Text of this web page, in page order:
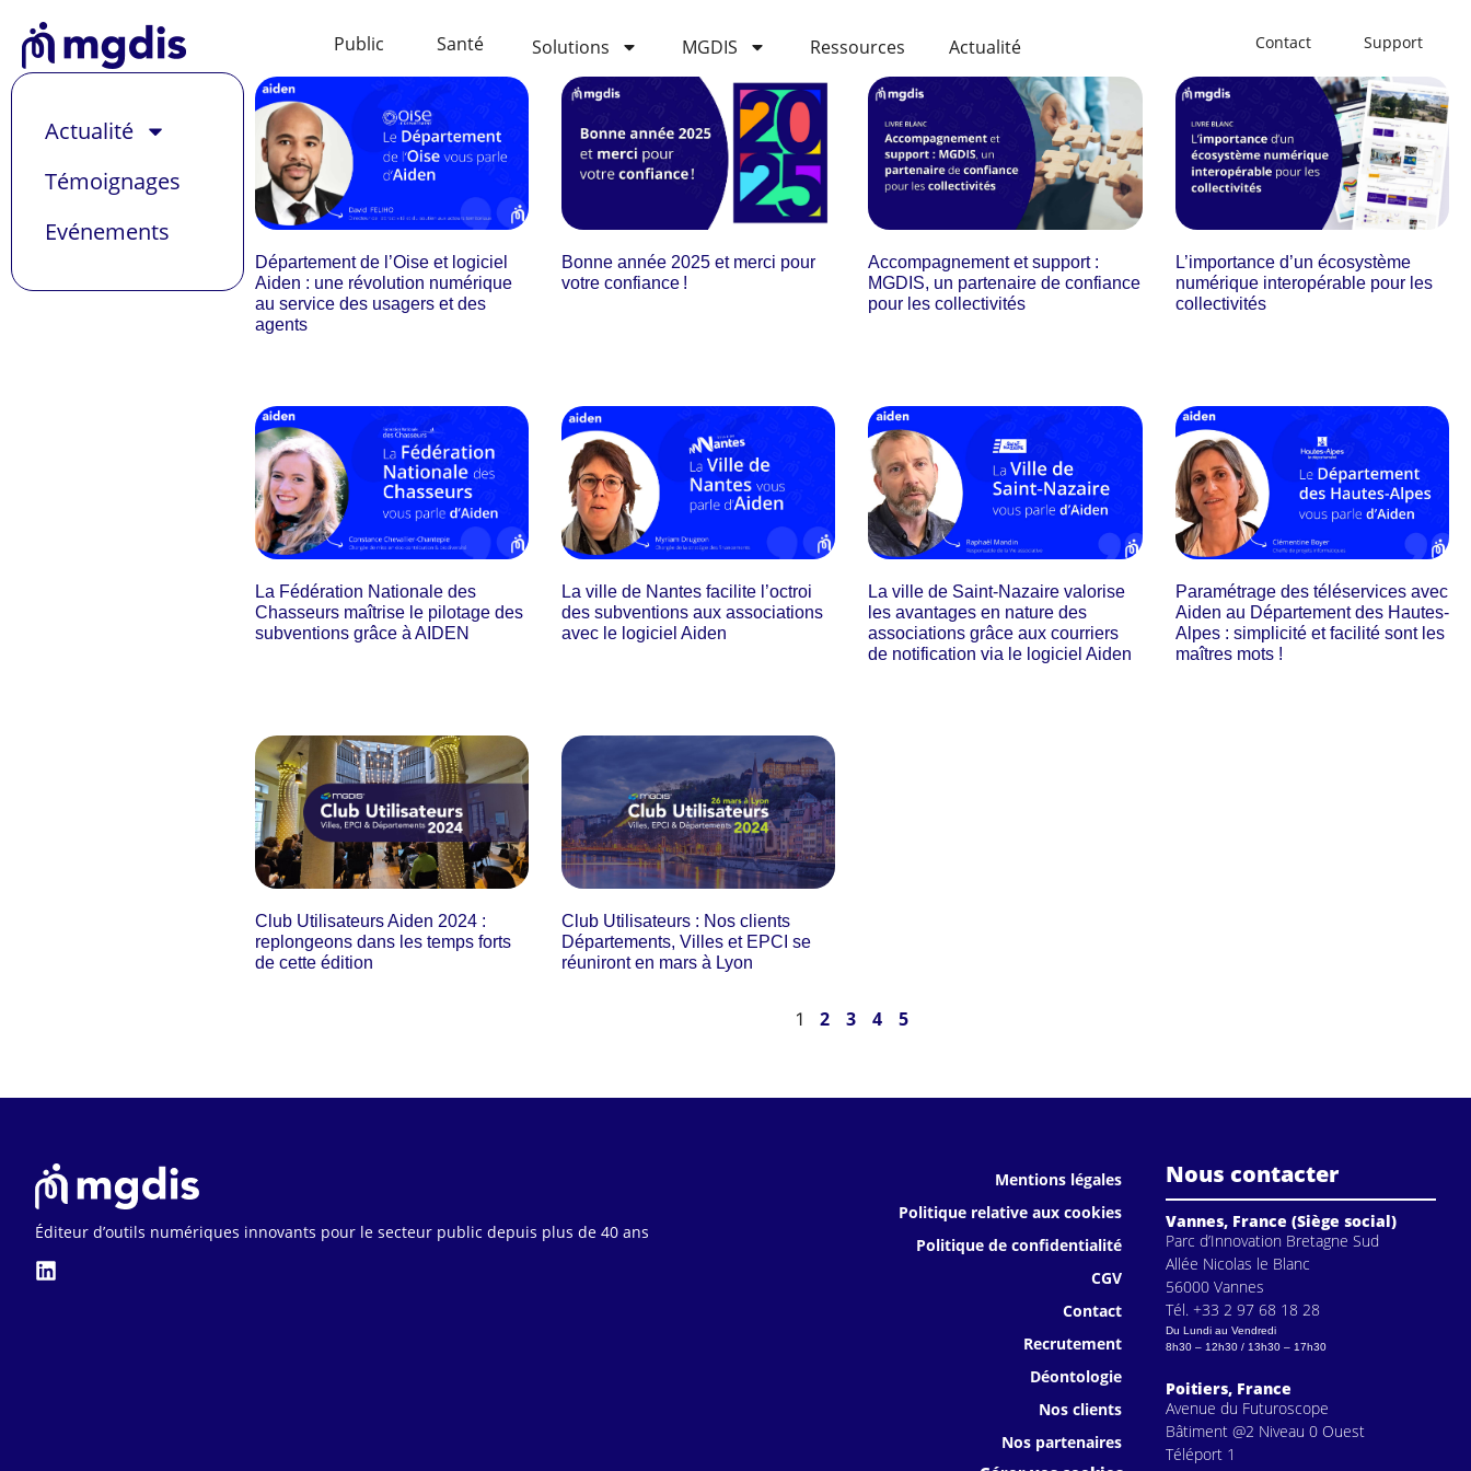
Public Santé Solutions MGDIS Ressources Actualité Contact Support
Actualité
Témoignages
Evénements
Département de l’Oise et logiciel
Aiden : une révolution numérique
au service des usagers et des
agents
Bonne année 2025 et merci pour
votre confiance !
Accompagnement et support :
MGDIS, un partenaire de confiance
pour les collectivités
L’importance d’un écosystème
numérique interopérable pour les
collectivités
La Fédération Nationale des
Chasseurs maîtrise le pilotage des
subventions grâce à AIDEN
La ville de Nantes facilite l’octroi
des subventions aux associations
avec le logiciel Aiden
La ville de Saint-Nazaire valorise
les avantages en nature des
associations grâce aux courriers
de notification via le logiciel Aiden
Paramétrage des téléservices avec
Aiden au Département des Hautes-
Alpes : simplicité et facilité sont les
maîtres mots !
Club Utilisateurs Aiden 2024 :
replongeons dans les temps forts
de cette édition
Club Utilisateurs : Nos clients
Départements, Villes et EPCI se
réuniront en mars à Lyon
1 2 3 4 5
Éditeur d’outils numériques innovants pour le secteur public depuis plus de 40 ans
Mentions légales
Politique relative aux cookies
Politique de confidentialité
CGV
Contact
Recrutement
Déontologie
Nos clients
Nos partenaires
Nous contacter
Vannes, France (Siège social)
Parc d’Innovation Bretagne Sud
Allée Nicolas le Blanc
56000 Vannes
Tél. +33 2 97 68 18 28
Du Lundi au Vendredi
8h30 – 12h30 / 13h30 – 17h30
Poitiers, France
Avenue du Futuroscope
Bâtiment @2 Niveau 0 Ouest
Téléport 1